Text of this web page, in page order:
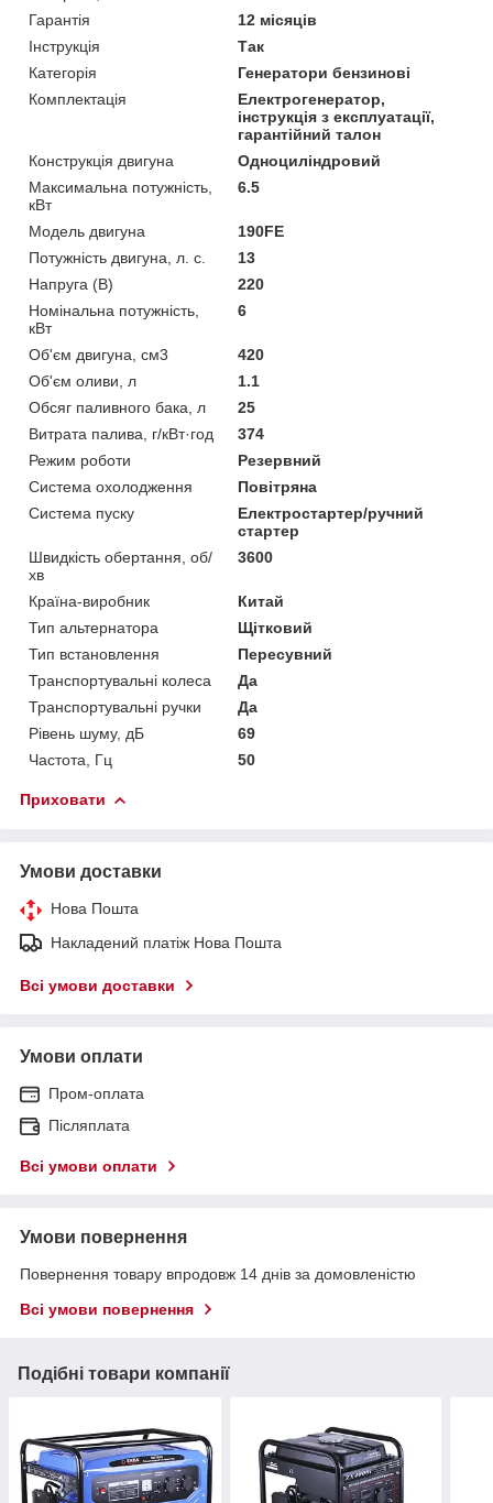
Гарантія
12 місяців
Інструкція
Так
Категорія
Генератори бензинові
Комплектація
Електрогенератор,
інструкція з експлуатації,
гарантійний талон
Конструкція двигуна
Одноциліндровий
Максимальна потужність,
кВт
6.5
Модель двигуна
190FE
Потужність двигуна, л. с.
13
Напруга (В)
220
Номінальна потужність,
кВт
6
Об'єм двигуна, см3
420
Об'єм оливи, л
1.1
Обсяг паливного бака, л
25
Витрата палива, г/кВт·год
374
Режим роботи
Резервний
Система охолодження
Повітряна
Система пуску
Електростартер/ручний
стартер
Швидкість обертання, об/
хв
3600
Країна-виробник
Китай
Тип альтернатора
Щітковий
Тип встановлення
Пересувний
Транспортувальні колеса
Да
Транспортувальні ручки
Да
Рівень шуму, дБ
69
Частота, Гц
50
Приховати
Умови доставки
Нова Пошта
Накладений платіж Нова Пошта
Всі умови доставки
Умови оплати
Пром-оплата
Післяплата
Всі умови оплати
Умови повернення
Повернення товару впродовж 14 днів за домовленістю
Всі умови повернення
Подібні товари компанії